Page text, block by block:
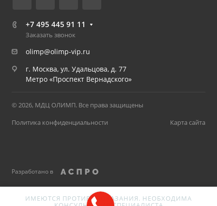
+7 495 445 91 11
Заказать звонок
olimp@olimp-vip.ru
г. Москва, ул. Удальцова, д. 77
Метро «Проспект Вернадского»
© 2026, МДЦ ОЛИМП. Все права защищены
Политика конфиденциальности
Карта сайта
Разработано в
ИМЕЮТСЯ ПРОТИВОПОКАЗАНИЯ. НЕОБХОДИМА